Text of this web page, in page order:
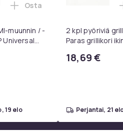
muunnin / -
Universal
Lisää RCA AV - HDMI-
Osta
19 elo
2 kpl pyöriviä
Paras grillikori
teräksestä
18,69 €
perjantai, 21